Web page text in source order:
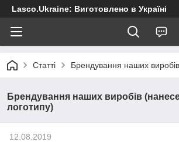
Lasco.Ukraine: Виготовлено в Україні
Статті Брендування наших
Брендування наших виробів
логотипу)
12.08.2019